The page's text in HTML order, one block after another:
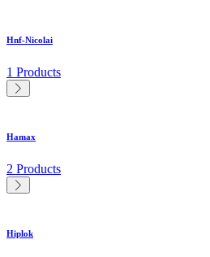
Hnf-Nicolai
1 Products
Hamax
2 Products
Hiplok